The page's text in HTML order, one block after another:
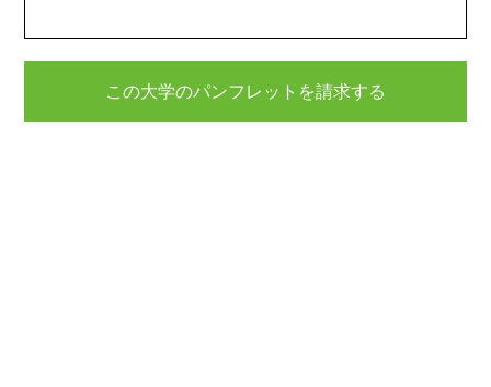
この大学のパンフレットを請求する